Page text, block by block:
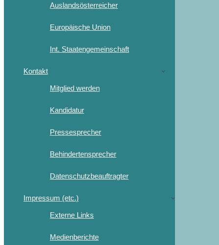
Auslandsösterreicher
Europäische Union
Int. Staatengemeinschaft
Kontakt
Mitglied werden
Kandidatur
Pressesprecher
Behindertensprecher
Datenschutzbeauftragter
Impressum (etc.)
Externe Links
Medienberichte